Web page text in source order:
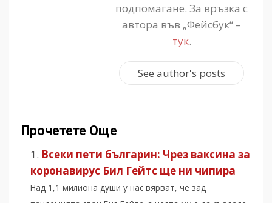
подпомагане. За връзка с
автора във „Фейсбук“ –
тук.
See author's posts
Прочетете Още
Всеки пети българин: Чрез ваксина за
коронавирус Бил Гейтс ще ни чипира
Над 1,1 милиона души у нас вярват, че зад